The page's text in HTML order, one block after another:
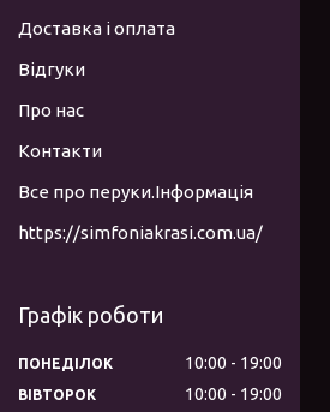
Доставка і оплата
Відгуки
Про нас
Контакти
Все про перуки.Інформація
https://simfoniakrasi.com.ua/
Графік роботи
ПОНЕДІЛОК 10:00 19:00
ВІВТОРОК 10:00 19:00